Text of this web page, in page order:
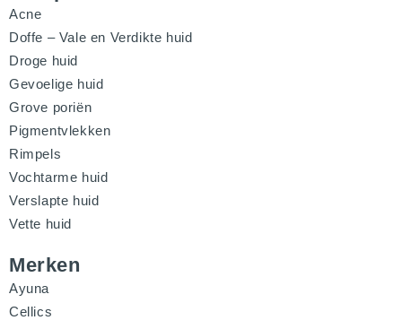
Acne
Doffe – Vale en Verdikte huid
Droge huid
Gevoelige huid
Grove poriën
Pigmentvlekken
Rimpels
Vochtarme huid
Verslapte huid
Vette huid
Merken
Ayuna
Cellics